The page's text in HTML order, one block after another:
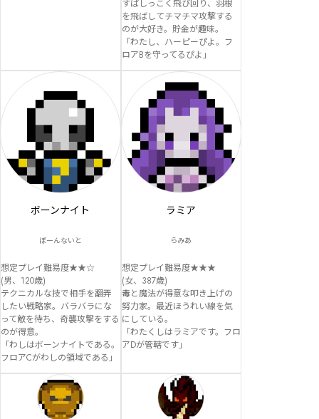
すばしっこく飛び回り、羽根
を飛ばしてチマチマ攻撃する
のが大好き。貯金が趣味。
「わたし、ハーピーぴよ。フ
ロアBを守ってるぴよ」
ボーンナイト
ぼーんないと
想定プレイ難易度★★☆
(男、120歳)
テクニカルな技で相手を翻弄
したい戦略家。バラバラにな
って敵を待ち、奇襲攻撃をする
のが得意。
「わしはボーンナイトである。
フロアCがわしの領域である」
ラミア
らみあ
想定プレイ難易度★★★
(女、387歳)
毒と魔法が得意な叩き上げの
努力家。最近ほうれい線を気
にしている。
「わたくしはラミアです。フロ
アDが管轄です」